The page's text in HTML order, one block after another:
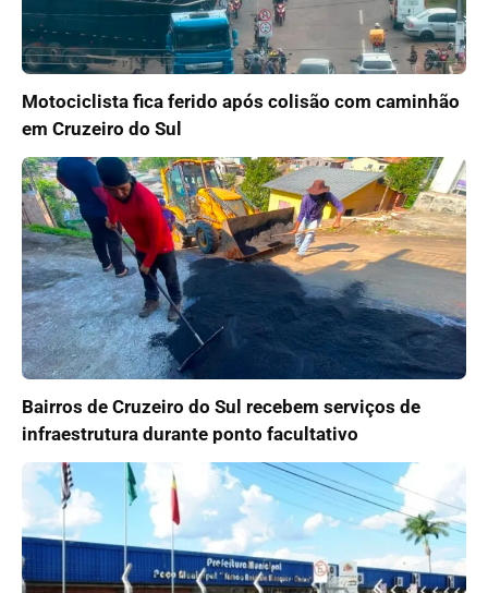
Motociclista fica ferido após colisão com caminhão
em Cruzeiro do Sul
Bairros de Cruzeiro do Sul recebem serviços de
infraestrutura durante ponto facultativo